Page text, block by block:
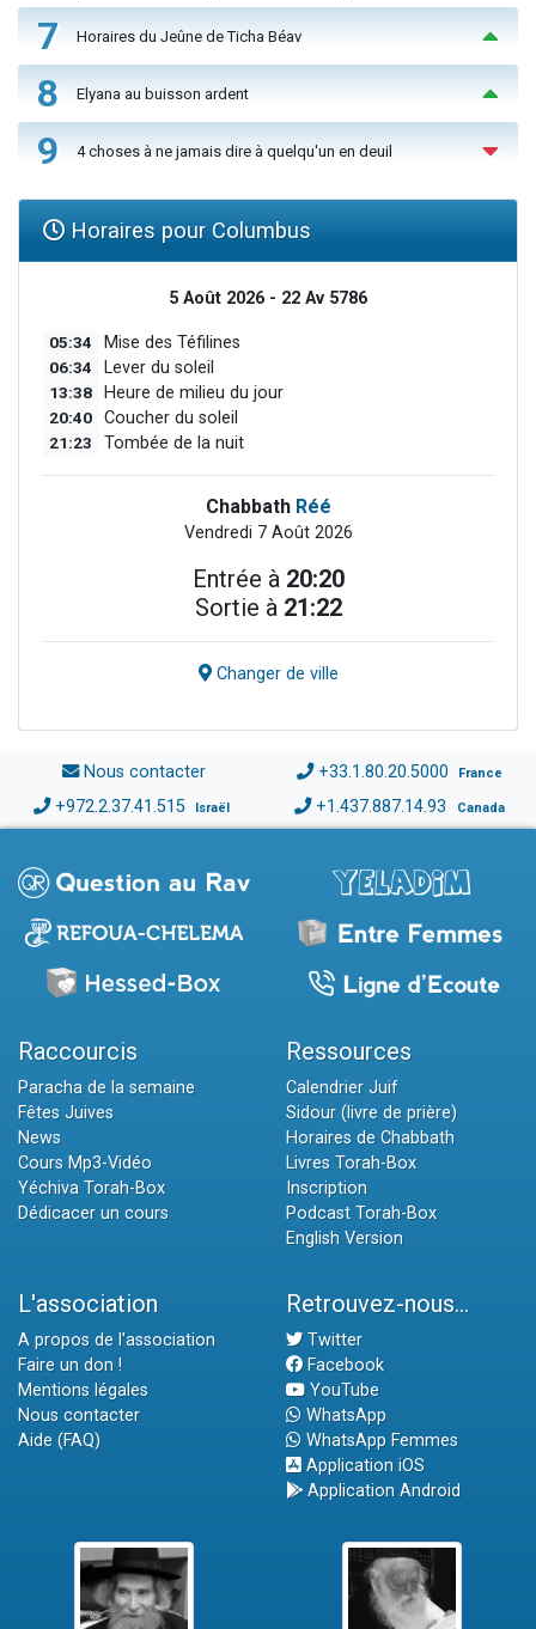
7 Horaires du Jeûne de Ticha Béav
8 Elyana au buisson ardent
9 4 choses à ne jamais dire à quelqu'un en deuil
Horaires pour Columbus
5 Août 2026 - 22 Av 5786
05:34 Mise des Téfilines
06:34 Lever du soleil
13:38 Heure de milieu du jour
20:40 Coucher du soleil
21:23 Tombée de la nuit
Chabbath Réé
Vendredi 7 Août 2026
Entrée à 20:20
Sortie à 21:22
Changer de ville
Nous contacter +33.1.80.20.5000 France
+972.2.37.41.515 Israël +1.437.887.14.93 Canada
Raccourcis
Paracha de la semaine
Fêtes Juives
News
Cours Mp3-Vidéo
Yéchiva Torah-Box
Dédicacer un cours
Ressources
Calendrier Juif
Sidour (livre de prière)
Horaires de Chabbath
Livres Torah-Box
Inscription
Podcast Torah-Box
English Version
L'association
A propos de l'association
Faire un don !
Mentions légales
Nous contacter
Aide (FAQ)
Retrouvez-nous...
Twitter
Facebook
YouTube
WhatsApp
WhatsApp Femmes
Application iOS
Application Android